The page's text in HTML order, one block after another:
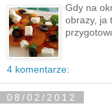
Gdy na
obrazy, ja
4 komentarze:
08/02/2012